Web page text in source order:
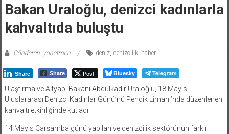
Bakan Uraloğlu, denizci kadınlarla
kahvaltıda buluştu
Gönderen: yonetmen deniz, denizcilik, haber
Share Share Post Bluesky Telegram
Ulaştırma ve Altyapı Bakanı Abdulkadir Uraloğlu, 18 Mayıs
Uluslararası Denizci Kadınlar Günü’nü Pendik Limanı’nda düzenlenen
kahvaltı etkinliğinde kutladı.
14 Mayıs Çarşamba günü yapılan ve denizcilik sektörünün farklı